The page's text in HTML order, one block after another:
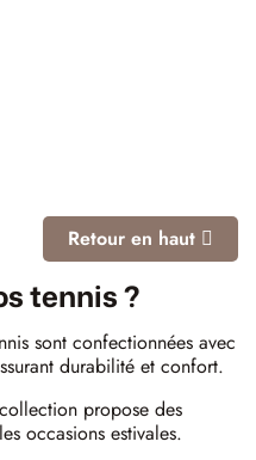
Retour en haut
tennis ?
sont confectionnées avec
durabilité et confort.
propose des
occasions estivales.